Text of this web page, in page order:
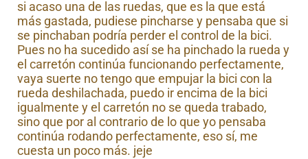
si acaso una de las ruedas, que es la que está
más gastada, pudiese pincharse y pensaba que si
se pinchaban podría perder el control de la bici.
Pues no ha sucedido así se ha pinchado la rueda y
el carretón continúa funcionando perfectamente,
vaya suerte no tengo que empujar la bici con la
rueda deshilachada, puedo ir encima de la bici
igualmente y el carretón no se queda trabado,
sino que por al contrario de lo que yo pensaba
continúa rodando perfectamente, eso sí, me
cuesta un poco más. jeje